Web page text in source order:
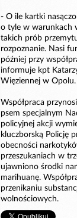
- O ile kartki
o tyle w warunkach
takich prób
rozpoznanie. Nasi
później przy
informuje kpt
Więziennej w Opolu.
Współpraca
psem specjalnym
policyjnej akcji
kluczborską Policję
obecności
przeszukaniach w
ujawniono środki
marihuanę.
przenikaniu
wolnościowych.